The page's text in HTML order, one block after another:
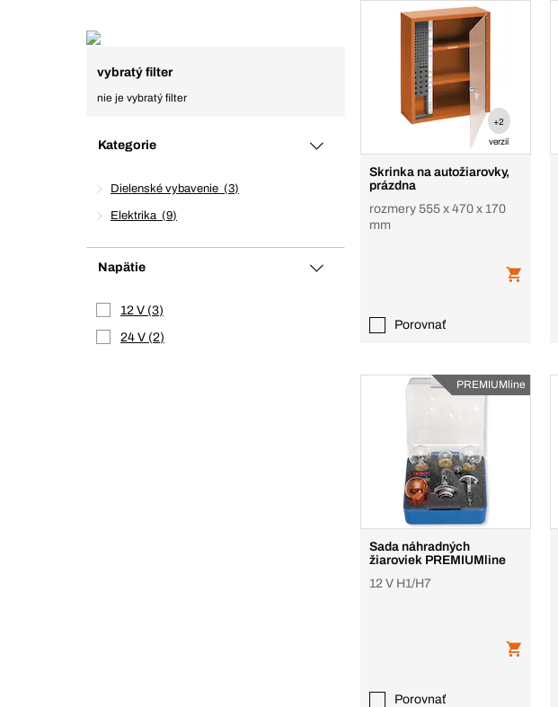
vybratý filter
nie je vybratý filter
Kategorie
Dielenské vybavenie 3
Elektrika 9
Napätie
12 V 3
24 V 2
+2
verzií
Skrinka na autožiarovky,
prázdna
rozmery 555 x 470 x 170
mm
Porovnať
PREMIUMline
Sada náhradných
žiaroviek PREMIUMline
12 V H1/H7
Porovnať